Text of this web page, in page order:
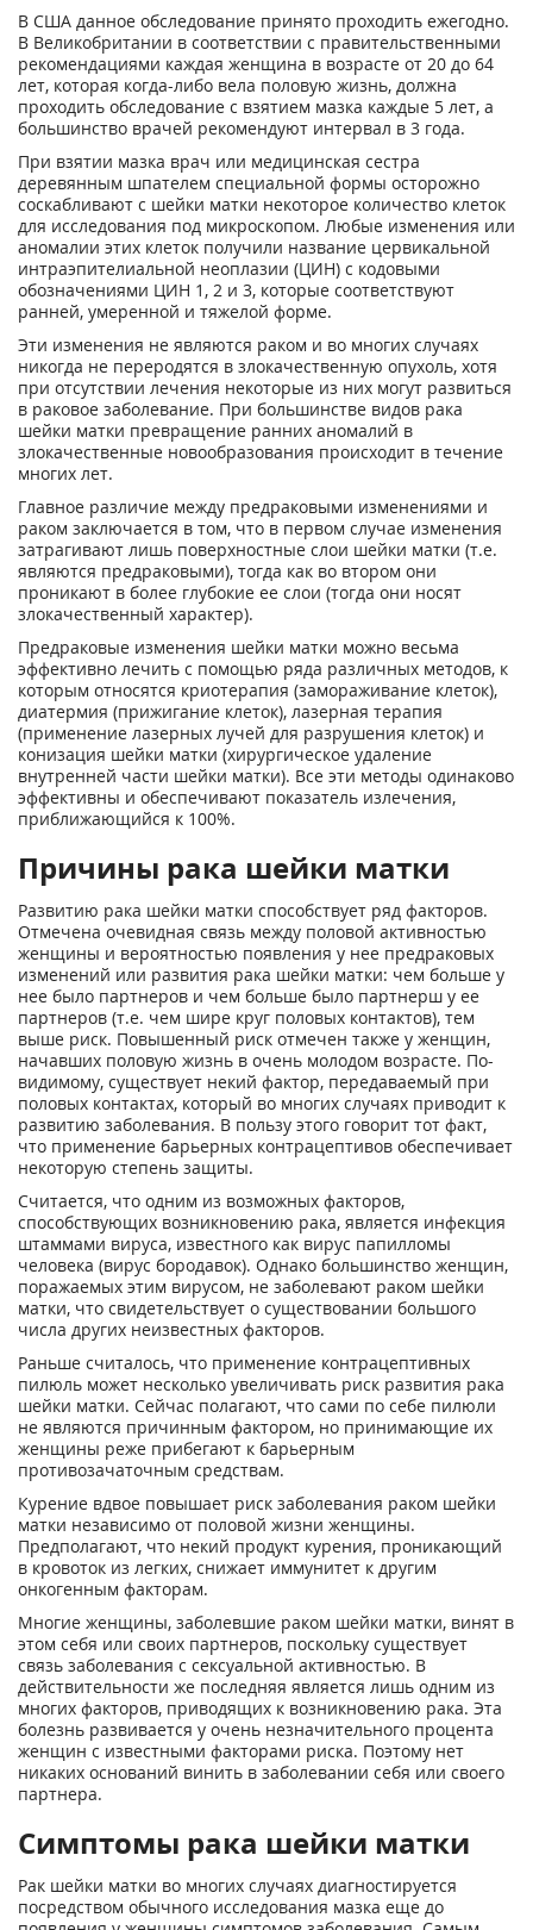
В США данное обследование принято проходить ежегодно.
В Великобритании в соответствии с правительственными
рекомендациями каждая женщина в возрасте от 20 до 64
лет, которая когда-либо вела половую жизнь, должна
проходить обследование с взятием мазка каждые 5 лет, а
большинство врачей рекомендуют интервал в 3 года.
При взятии мазка врач или медицинская сестра
деревянным шпателем специальной формы осторожно
соскабливают с шейки матки некоторое количество клеток
для исследования под микроскопом. Любые изменения или
аномалии этих клеток получили название цервикальной
интраэпителиальной неоплазии (ЦИН) с кодовыми
обозначениями ЦИН 1, 2 и 3, которые соответствуют
ранней, умеренной и тяжелой форме.
Эти изменения не являются раком и во многих случаях
никогда не переродятся в злокачественную опухоль, хотя
при отсутствии лечения некоторые из них могут развиться
в раковое заболевание. При большинстве видов рака
шейки матки превращение ранних аномалий в
злокачественные новообразования происходит в течение
многих лет.
Главное различие между предраковыми изменениями и
раком заключается в том, что в первом случае изменения
затрагивают лишь поверхностные слои шейки матки (т.е.
являются предраковыми), тогда как во втором они
проникают в более глубокие ее слои (тогда они носят
злокачественный характер).
Предраковые изменения шейки матки можно весьма
эффективно лечить с помощью ряда различных методов, к
которым относятся криотерапия (замораживание клеток),
диатермия (прижигание клеток), лазерная терапия
(применение лазерных лучей для разрушения клеток) и
конизация шейки матки (хирургическое удаление
внутренней части шейки матки). Все эти методы одинаково
эффективны и обеспечивают показатель излечения,
приближающийся к 100%.
Причины рака шейки матки
Развитию рака шейки матки способствует ряд факторов.
Отмечена очевидная связь между половой активностью
женщины и вероятностью появления у нее предраковых
изменений или развития рака шейки матки: чем больше у
нее было партнеров и чем больше было партнерш у ее
партнеров (т.е. чем шире круг половых контактов), тем
выше риск. Повышенный риск отмечен также у женщин,
начавших половую жизнь в очень молодом возрасте. По-
видимому, существует некий фактор, передаваемый при
половых контактах, который во многих случаях приводит к
развитию заболевания. В пользу этого говорит тот факт,
что применение барьерных контрацептивов обеспечивает
некоторую степень защиты.
Считается, что одним из возможных факторов,
способствующих возникновению рака, является инфекция
штаммами вируса, известного как вирус папилломы
человека (вирус бородавок). Однако большинство женщин,
поражаемых этим вирусом, не заболевают раком шейки
матки, что свидетельствует о существовании большого
числа других неизвестных факторов.
Раньше считалось, что применение контрацептивных
пилюль может несколько увеличивать риск развития рака
шейки матки. Сейчас полагают, что сами по себе пилюли
не являются причинным фактором, но принимающие их
женщины реже прибегают к барьерным
противозачаточным средствам.
Курение вдвое повышает риск заболевания раком шейки
матки независимо от половой жизни женщины.
Предполагают, что некий продукт курения, проникающий
в кровоток из легких, снижает иммунитет к другим
онкогенным факторам.
Многие женщины, заболевшие раком шейки матки, винят в
этом себя или своих партнеров, поскольку существует
связь заболевания с сексуальной активностью. В
действительности же последняя является лишь одним из
многих факторов, приводящих к возникновению рака. Эта
болезнь развивается у очень незначительного процента
женщин с известными факторами риска. Поэтому нет
никаких оснований винить в заболевании себя или своего
партнера.
Симптомы рака шейки матки
Рак шейки матки во многих случаях диагностируется
посредством обычного исследования мазка еще до